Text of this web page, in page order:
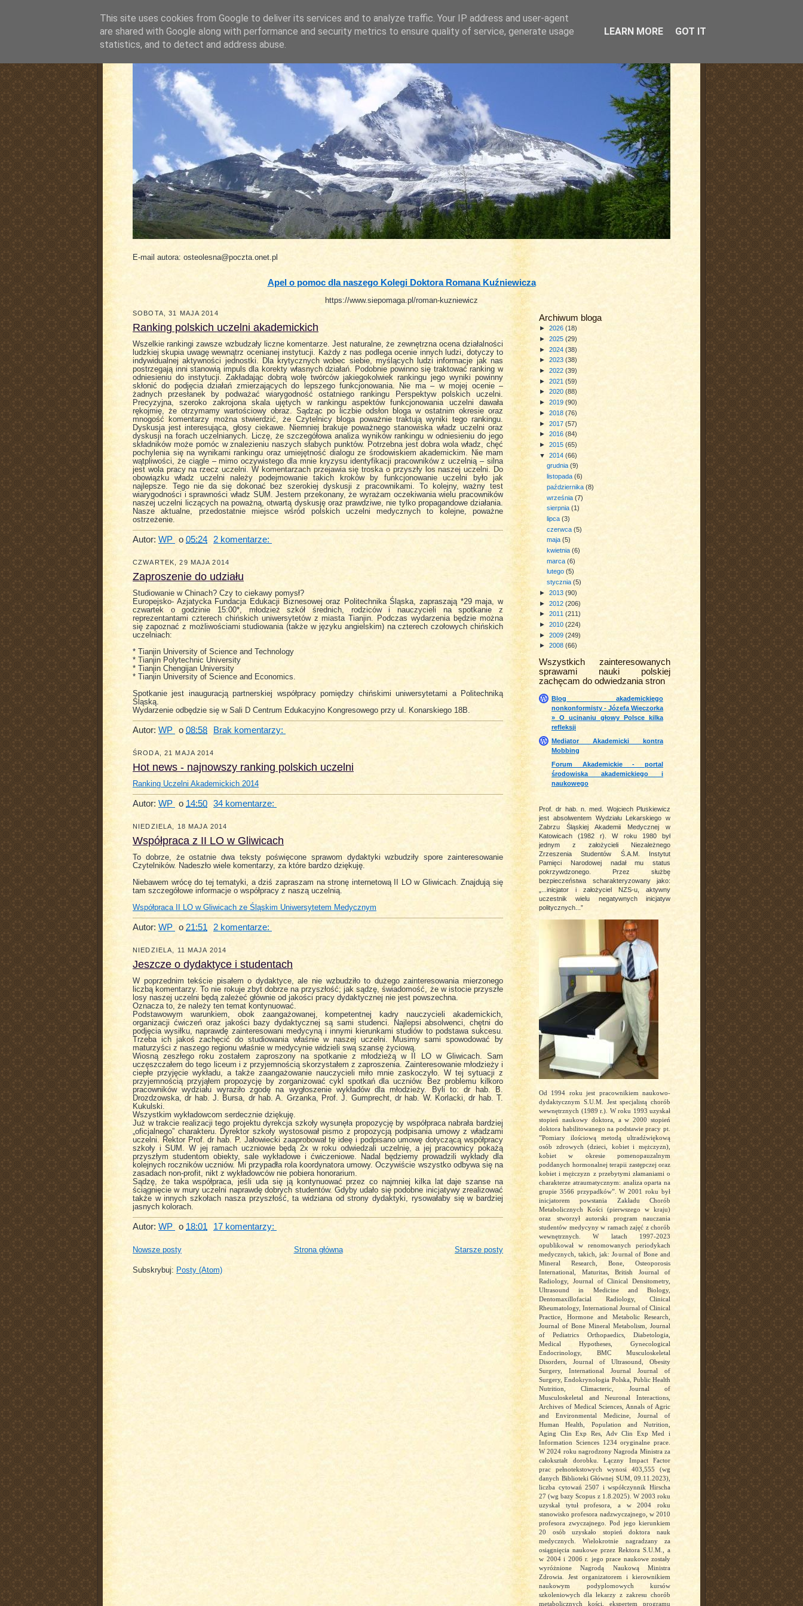
pluskiewicz.blogspot.com
E-mail autora: osteolesna@poczta.onet.pl
Apel o pomoc dla naszego Kolegi Doktora Romana Kuźniewicza
https://www.siepomaga.pl/roman-kuzniewicz
Archiwum bloga
► 2026 (18)
► 2025 (29)
► 2024 (38)
► 2023 (38)
► 2022 (39)
► 2021 (59)
► 2020 (88)
► 2019 (90)
► 2018 (76)
► 2017 (57)
► 2016 (84)
► 2015 (65)
▼ 2014 (66)
grudnia(9)
listopada(6)
października(8)
września(7)
sierpnia(1)
lipca(3)
czerwca(5)
maja(5)
kwietnia(6)
marca(6)
lutego(5)
stycznia(5)
► 2013 (90)
► 2012 (206)
► 2011 (211)
► 2010 (224)
► 2009 (249)
► 2008 (66)
Wszystkich zainteresowanych
sprawami nauki polskiej
zachęcam do odwiedzania stron
Blog akademickiego
nonkonformisty - Józefa Wieczorka
» O ucinaniu głowy Polsce kilka
refleksji
Mediator Akademicki kontra
Mobbing
Forum Akademickie - portal
środowiska akademickiego i
naukowego
Prof. dr hab. n. med. Wojciech Pluskiewicz
jest absolwentem Wydziału Lekarskiego w
Zabrzu Śląskiej Akademii Medycznej w
Katowicach (1982 r). W roku 1980 był
jednym z założycieli Niezależnego
Zrzeszenia Studentów Ś.A.M. Instytut
Pamięci Narodowej nadał mu status
pokrzywdzonego. Przez służbę
bezpieczeństwa scharakteryzowany jako:
„...inicjator i założyciel NZS-u, aktywny
uczestnik wielu negatywnych inicjatyw
politycznych...”
Od 1994 roku jest pracownikiem naukowo-
dydaktycznym S.U.M. Jest specjalistą chorób
wewnętrznych (1989 r.). W roku 1993 uzyskał
stopień naukowy doktora, a w 2000 stopień
doktora habilitowanego na podstawie pracy pt.
”Pomiary ilościową metodą ultradźwiękową
osób zdrowych (dzieci, kobiet i mężczyzn),
kobiet w okresie pomenopauzalnym
poddanych hormonalnej terapii zastępczej oraz
kobiet i mężczyzn z przebytymi złamaniami o
charakterze atraumatycznym: analiza oparta na
grupie 3566 przypadków”. W 2001 roku był
inicjatorem powstania Zakładu Chorób
Metabolicznych Kości (pierwszego w kraju)
oraz stworzył autorski program nauczania
studentów medycyny w ramach zajęć z chorób
wewnętrznych. W latach 1997-2023
opublikował w renomowanych periodykach
medycznych, takich, jak: Journal of Bone and
Mineral Research, Bone, Osteoporosis
International, Maturitas, British Journal of
Radiology, Journal of Clinical Densitometry,
Ultrasound in Medicine and Biology,
Dentomaxillofacial Radiology, Clinical
Rheumatology, International Journal of Clinical
Practice, Hormone and Metabolic Research,
Journal of Bone Mineral Metabolism, Journal
of Pediatrics Orthopaedics, Diabetologia,
Medical Hypotheses, Gynecological
Endocrinology, BMC Musculoskeletal
Disorders, Journal of Ultrasound, Obesity
Surgery, International Journal Journal of
Surgery, Endokrynologia Polska, Public Health
Nutrition, Climacteric, Journal of
Musculoskeletal and Neuronal Interactions,
Archives of Medical Sciences, Annals of Agric
and Environmental Medicine, Journal of
Human Health, Population and Nutrition,
Aging Clin Exp Res, Adv Clin Exp Med i
Information Sciences 1234 oryginalne prace.
W 2024 roku nagrodzony Nagroda Ministra za
całokształt dorobku. Łączny Impact Factor
prac pełnotekstowych wynosi 403,555 (wg
danych Biblioteki Głównej SUM, 09.11.2023),
liczba cytowań 2507 i współczynnik Hirscha
27 (wg bazy Scopus z 1.8.2025). W 2003 roku
uzyskał tytuł profesora, a w 2004 roku
stanowisko profesora nadzwyczajnego, w 2010
profesora zwyczajnego. Pod jego kierunkiem
20 osób uzyskało stopień doktora nauk
medycznych. Wielokrotnie nagradzany za
osiągnięcia naukowe przez Rektora S.U.M., a
w 2004 i 2006 r. jego prace naukowe zostały
wyróżnione Nagrodą Naukową Ministra
Zdrowia. Jest organizatorem i kierownikiem
naukowym podyplomowych kursów
szkoleniowych dla lekarzy z zakresu chorób
metabolicznych kości, ekspertem programu
SOBOTA, 31 MAJA 2014
Ranking polskich uczelni akademickich
Wszelkie rankingi zawsze wzbudzały liczne komentarze. Jest naturalne, że zewnętrzna ocena działalności
ludzkiej skupia uwagę wewnątrz ocenianej instytucji. Każdy z nas podlega ocenie innych ludzi, dotyczy to
indywidualnej aktywności jednostki. Dla krytycznych wobec siebie, myślących ludzi informacje jak nas
postrzegają inni stanowią impuls dla korekty własnych działań. Podobnie powinno się traktować ranking w
odniesieniu do instytucji. Zakładając dobrą wolę twórców jakiegokolwiek rankingu jego wyniki powinny
skłonić do podjęcia działań zmierzających do lepszego funkcjonowania. Nie ma – w mojej ocenie –
żadnych przesłanek by podważać wiarygodność ostatniego rankingu Perspektyw polskich uczelni.
Precyzyjna, szeroko zakrojona skala ujętych w rankingu aspektów funkcjonowania uczelni dawała
rękojmię, że otrzymamy wartościowy obraz. Sądząc po liczbie odsłon bloga w ostatnim okresie oraz
mnogość komentarzy można stwierdzić, że Czytelnicy bloga poważnie traktują wyniki tego rankingu.
Dyskusja jest interesująca, głosy ciekawe. Niemniej brakuje poważnego stanowiska władz uczelni oraz
dyskusji na forach uczelnianych. Liczę, że szczegółowa analiza wyników rankingu w odniesieniu do jego
składników może pomóc w znalezieniu naszych słabych punktów. Potrzebna jest dobra wola władz, chęć
pochylenia się na wynikami rankingu oraz umiejętność dialogu ze środowiskiem akademickim. Nie mam
wątpliwości, że ciągle – mimo oczywistego dla mnie kryzysu identyfikacji pracowników z uczelnią – silna
jest wola pracy na rzecz uczelni. W komentarzach przejawia się troska o przyszły los naszej uczelni. Do
obowiązku władz uczelni należy podejmowanie takich kroków by funkcjonowanie uczelni było jak
najlepsze. Tego nie da się dokonać bez szerokiej dyskusji z pracownikami. To kolejny, ważny test
wiarygodności i sprawności władz SUM. Jestem przekonany, że wyrażam oczekiwania wielu pracowników
naszej uczelni liczących na poważną, otwartą dyskusję oraz prawdziwe, nie tylko propagandowe działania.
Nasze aktualne, przedostatnie miejsce wśród polskich uczelni medycznych to kolejne, poważne
ostrzeżenie.
Autor: WP o 05:24 2 komentarze:
CZWARTEK, 29 MAJA 2014
Zaproszenie do udziału
Studiowanie w Chinach? Czy to ciekawy pomysł?
Europejsko- Azjatycka Fundacja Edukacji Biznesowej oraz Politechnika Śląska, zapraszają *29 maja, w
czwartek o godzinie 15:00*, młodzież szkół średnich, rodziców i nauczycieli na spotkanie z
reprezentantami czterech chińskich uniwersytetów z miasta Tianjin. Podczas wydarzenia będzie można
się zapoznać z możliwościami studiowania (także w języku angielskim) na czterech czołowych chińskich
uczelniach:
* Tianjin University of Science and Technology
* Tianjin Polytechnic University
* Tianjin Chengijan University
* Tianjin University of Science and Economics.
Spotkanie jest inauguracją partnerskiej współpracy pomiędzy chińskimi uniwersytetami a Politechniką
Śląską.
Wydarzenie odbędzie się w Sali D Centrum Edukacyjno Kongresowego przy ul. Konarskiego 18B.
Autor: WP o 08:58 Brak komentarzy:
ŚRODA, 21 MAJA 2014
Hot news - najnowszy ranking polskich uczelni
Ranking Uczelni Akademickich 2014
Autor: WP o 14:50 34 komentarze:
NIEDZIELA, 18 MAJA 2014
Współpraca z II LO w Gliwicach
To dobrze, że ostatnie dwa teksty poświęcone sprawom dydaktyki wzbudziły spore zainteresowanie
Czytelników. Nadeszło wiele komentarzy, za które bardzo dziękuję.
Niebawem wrócę do tej tematyki, a dziś zapraszam na stronę internetową II LO w Gliwicach. Znajdują się
tam szczegółowe informacje o współpracy z naszą uczelnią.
Współpraca II LO w Gliwicach ze Śląskim Uniwersytetem Medycznym
Autor: WP o 21:51 2 komentarze:
NIEDZIELA, 11 MAJA 2014
Jeszcze o dydaktyce i studentach
W poprzednim tekście pisałem o dydaktyce, ale nie wzbudziło to dużego zainteresowania mierzonego
liczbą komentarzy. To nie rokuje zbyt dobrze na przyszłość; jak sądzę, świadomość, że w istocie przyszłe
losy naszej uczelni będą zależeć głównie od jakości pracy dydaktycznej nie jest powszechna.
Oznacza to, że należy ten temat kontynuować.
Podstawowym warunkiem, obok zaangażowanej, kompetentnej kadry nauczycieli akademickich,
organizacji ćwiczeń oraz jakości bazy dydaktycznej są sami studenci. Najlepsi absolwenci, chętni do
podjęcia wysiłku, naprawdę zainteresowani medycyną i innymi kierunkami studiów to podstawa sukcesu.
Trzeba ich jakoś zachęcić do studiowania właśnie w naszej uczelni. Musimy sami spowodować by
maturzyści z naszego regionu właśnie w medycynie widzieli swą szansę życiową.
Wiosną zeszłego roku zostałem zaproszony na spotkanie z młodzieżą w II LO w Gliwicach. Sam
uczęszczałem do tego liceum i z przyjemnością skorzystałem z zaproszenia. Zainteresowanie młodzieży i
ciepłe przyjęcie wykładu, a także zaangażowanie nauczycieli miło mnie zaskoczyło. W tej sytuacji z
przyjemnością przyjąłem propozycję by zorganizować cykl spotkań dla uczniów. Bez problemu kilkoro
pracowników wydziału wyraziło zgodę na wygłoszenie wykładów dla młodzieży. Byli to: dr hab. B.
Drozdzowska, dr hab. J. Bursa, dr hab. A. Grzanka, Prof. J. Gumprecht, dr hab. W. Korlacki, dr hab. T.
Kukulski.
Wszystkim wykładowcom serdecznie dziękuję.
Już w trakcie realizacji tego projektu dyrekcja szkoły wysunęła propozycję by współpraca nabrała bardziej
„oficjalnego” charakteru. Dyrektor szkoły wystosował pismo z propozycją podpisania umowy z władzami
uczelni. Rektor Prof. dr hab. P. Jałowiecki zaaprobował tę ideę i podpisano umowę dotyczącą współpracy
szkoły i SUM. W jej ramach uczniowie będą 2x w roku odwiedzali uczelnię, a jej pracownicy pokażą
przyszłym studentom obiekty, sale wykładowe i ćwiczeniowe. Nadal będziemy prowadzili wykłady dla
kolejnych roczników uczniów. Mi przypadła rola koordynatora umowy. Oczywiście wszystko odbywa się na
zasadach non-profit, nikt z wykładowców nie pobiera honorarium.
Sądzę, że taka współpraca, jeśli uda się ją kontynuować przez co najmniej kilka lat daje szanse na
ściągnięcie w mury uczelni naprawdę dobrych studentów. Gdyby udało się podobne inicjatywy zrealizować
także w innych szkołach nasza przyszłość, ta widziana od strony dydaktyki, rysowałaby się w bardziej
jasnych kolorach.
Autor: WP o 18:01 17 komentarzy:
Nowsze posty Starsze posty
Strona główna
Subskrybuj: Posty (Atom)
This site uses cookies from Google to deliver its services and to analyze traffic. Your IP address and user-agent
are shared with Google along with performance and security metrics to ensure quality of service, generate usage
statistics, and to detect and address abuse.
LEARN MORE GOT IT